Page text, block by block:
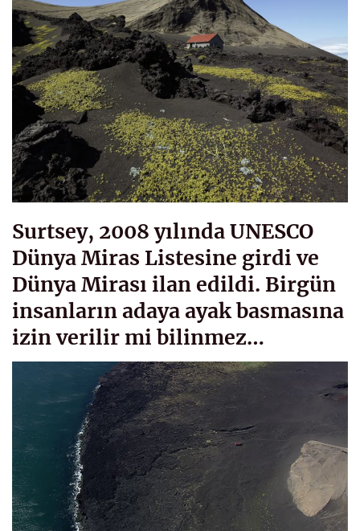
Surtsey, 2008 yılında UNESCO
Dünya Miras Listesine girdi ve
Dünya Mirası ilan edildi. Birgün
insanların adaya ayak basmasına
izin verilir mi bilinmez…